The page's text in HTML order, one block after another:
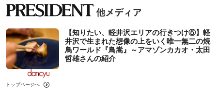
【知りたい、軽井沢エリアの行きつけ⑤】軽
井沢で生まれた想像の上をいく唯一無二の焼
鳥ワールド『鳥嵩』～アマゾンカカオ・太田
哲雄さんの紹介
トップページへ